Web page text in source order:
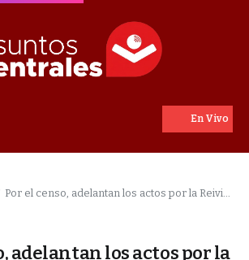
Por el censo, adelantan los actos por la Reivindicación Marítima al 21 y 22 de marzo
adelantan los actos por la